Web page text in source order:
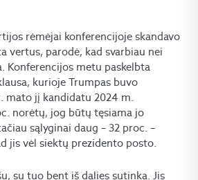
rėmėjai konferencijoje skandavo
vertus, parodė, kad svarbiau nei
Konferencijos metu paskelbta
kurioje Trumpas buvo
mato jį kandidatu 2024 m.
norėtų, jog būtų tęsiama jo
sąlyginai daug – 32 proc. –
jis vėl siektų prezidento posto.
su tuo bent iš dalies sutinka. Jis